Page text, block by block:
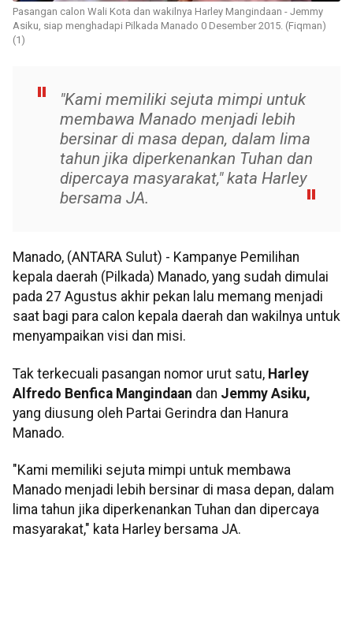
Pasangan calon Wali Kota dan wakilnya Harley Mangindaan - Jemmy
Asiku, siap menghadapi Pilkada Manado 0 Desember 2015. (Fiqman)
(1)
"Kami memiliki sejuta mimpi untuk
membawa Manado menjadi lebih
bersinar di masa depan, dalam lima
tahun jika diperkenankan Tuhan dan
dipercaya masyarakat," kata Harley
bersama JA.
Manado, (ANTARA Sulut) - Kampanye Pemilihan
kepala daerah (Pilkada) Manado, yang sudah dimulai
pada 27 Agustus akhir pekan lalu memang menjadi
saat bagi para calon kepala daerah dan wakilnya untuk
menyampaikan visi dan misi.
Tak terkecuali pasangan nomor urut satu, Harley
Alfredo Benfica Mangindaan dan Jemmy Asiku,
yang diusung oleh Partai Gerindra dan Hanura
Manado.
"Kami memiliki sejuta mimpi untuk membawa
Manado menjadi lebih bersinar di masa depan, dalam
lima tahun jika diperkenankan Tuhan dan dipercaya
masyarakat," kata Harley bersama JA.